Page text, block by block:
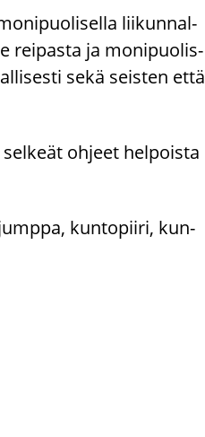
lii­kun­nal­
rei­pas­ta ja mo­ni­puo­lis­
sekä seis­ten että
oh­jeet hel­pois­ta
kun­to­pii­ri, kun­